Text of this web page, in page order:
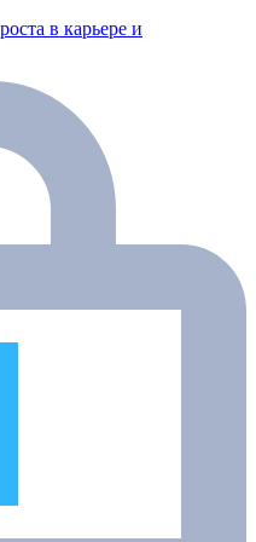
в карьере и